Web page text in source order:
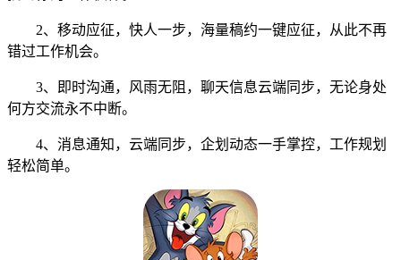
2、移动应征，快人一步，海量稿约一键应征，从此不再
错过工作机会。
3、即时沟通，风雨无阻，聊天信息云端同步，无论身处
何方交流永不中断。
4、消息通知，云端同步，企划动态一手掌控，工作规划
轻松简单。